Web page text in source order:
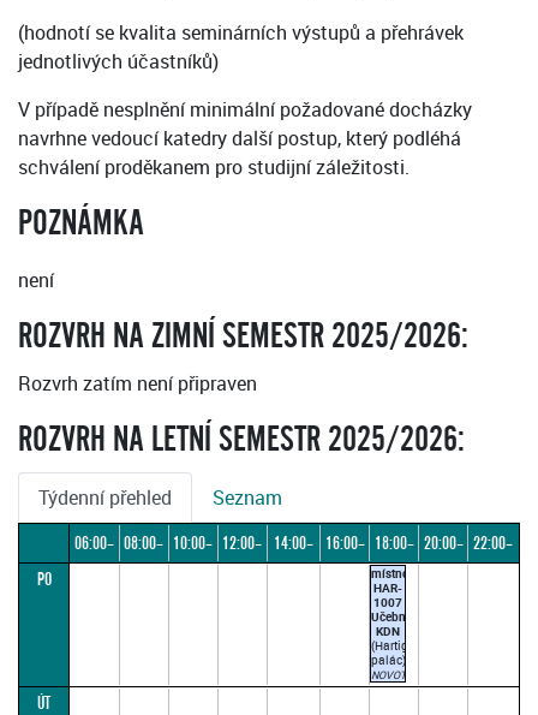
(hodnotí se kvalita seminárních výstupů a přehrávek
jednotlivých účastníků)
V případě nesplnění minimální požadované docházky
navrhne vedoucí katedry další postup, který podléhá
schválení proděkanem pro studijní záležitosti.
POZNÁMKA
není
ROZVRH NA ZIMNÍ SEMESTR 2025/2026:
Rozvrh zatím není připraven
ROZVRH NA LETNÍ SEMESTR 2025/2026:
Týdenní přehled Seznam
06:00– 08:00– 10:00– 12:00–
14:00–
16:00– 18:00–
20:00
20:00– 22:00–
PO
místnost
HAR-
1007
Učebna
KDN
(Hartigovský
palác)
NOVOTNÝ
J.
ÚT